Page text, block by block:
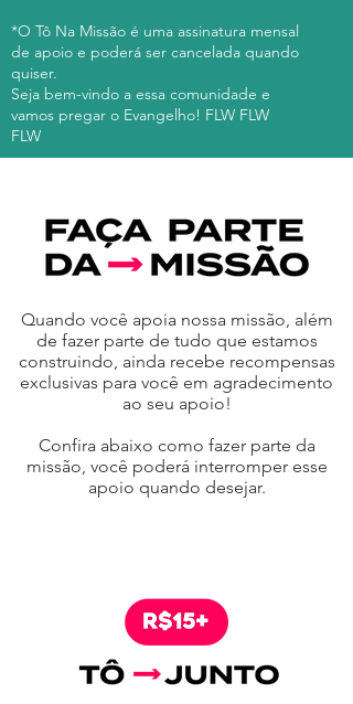
*O Tô Na Missão é uma assinatura mensal
de apoio e poderá ser cancelada quando
quiser.
Seja bem-vindo a essa comunidade e
vamos pregar o Evangelho! FLW FLW
FLW
Quando você apoia nossa missão, além
de fazer parte de tudo que estamos
construindo, ainda recebe recompensas
exclusivas para você em agradecimento
ao seu apoio!
Confira abaixo como fazer parte da
missão, você poderá interromper esse
apoio quando desejar.